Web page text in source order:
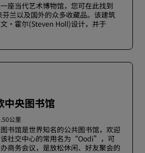
座当代艺术博物馆，您可在此找到
兰以及国外的众多收藏品。该建筑
·霍尔(Steven Holl)设计，并于
中央图书馆
公里
书馆是世界知名的公共图书馆，欢迎
社交中心的常用名为“Oodi”，可
商务会议，是放松休闲、好友聚会的